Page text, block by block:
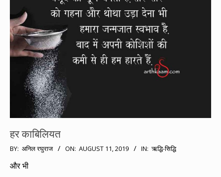
हर काबिलियत
2019-
08-
BY: अनिल रघुराज ON: AUGUST 11, 2019 IN: ऋद्धि-सिद्धि
और भी